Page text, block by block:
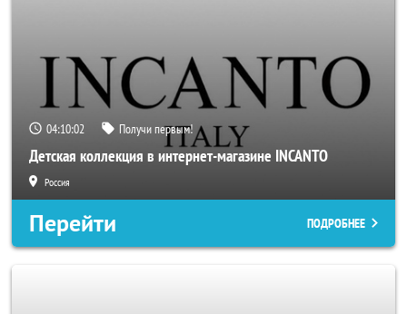
04:10:00 Получи первым!
Детская коллекция в интернет-магазине INCANTO
Россия
Перейти ПОДРОБНЕЕ